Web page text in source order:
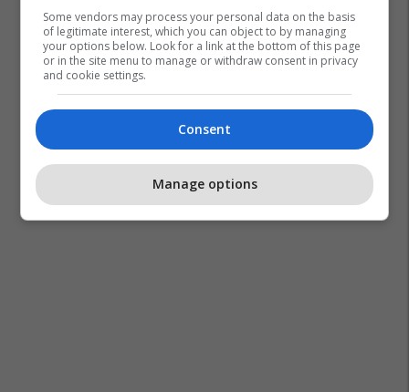
Some vendors may process your personal data on the basis
of legitimate interest, which you can object to by managing
your options below. Look for a link at the bottom of this page
or in the site menu to manage or withdraw consent in privacy
and cookie settings.
Consent
Manage options